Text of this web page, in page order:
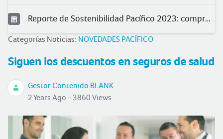
Reporte de Sostenibilidad Pacífico 2023: compromiso con la sociedad
Categorías Noticias: NOVEDADES PACÍFICO
Siguen los descuentos en seguros de salud
Gestor Contenido BLANK
2 Years Ago - 3860 Views